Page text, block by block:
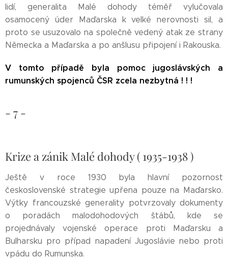
lidí, generalita Malé dohody téměř vylučovala
osamocený úder Maďarska k velké nerovnosti sil, a
proto se usuzovalo na společně vedený atak ze strany
Německa a Maďarska a po anšlusu připojení i Rakouska.
V tomto případě byla pomoc jugoslávských a
rumunských spojenců ČSR zcela nezbytná ! ! !
- 7 -
Krize a zánik Malé dohody ( 1935-1938 )
Ještě v roce 1930 byla hlavní pozornost
československé strategie upřena pouze na Maďarsko.
Výtky francouzské generality potvrzovaly dokumenty
o poradách malodohodových štábů, kde se
projednávaly vojenské operace proti Maďarsku a
Bulharsku pro případ napadení Jugoslávie nebo proti
vpádu do Rumunska.